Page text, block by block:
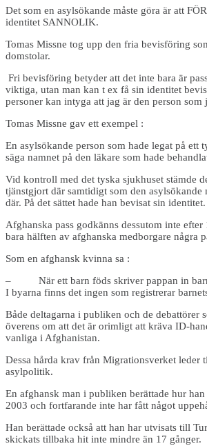
Det som en asylsökande måste göra är att
identitet SANNOLIK.
Tomas Missne tog upp den fria bevisföring
domstolar.
Fri bevisföring betyder att det inte bara är
viktiga, utan man kan t ex få sin identitet
personer kan intyga att jag är den person som
Tomas Missne gav ett exempel :
En asylsökande person som hade legat på ett
säga namnet på den läkare som hade
Vid kontroll med det tyska sjukhuset stämde
tjänstgjort där samtidigt som den asylsökande
där. På det sättet hade han bevisat sin identitet.
Afghanska pass godkänns dessutom inte
bara hälften av afghanska medborgare några
Som en afghansk kvinna sa :
– När ett barn föds skriver pappan in
I byarna finns det ingen som registrerar
Både deltagarna i publiken och de debattörer
överens om att det är orimligt att kräva ID-
vanliga i Afghanistan.
Dessa hårda krav från Migrationsverket leder
asylpolitik.
En afghansk man i publiken berättade hur
2003 och fortfarande inte har fått något
Han berättade också att han har utvisats till
skickats tillbaka hit inte mindre än 17 gånger.